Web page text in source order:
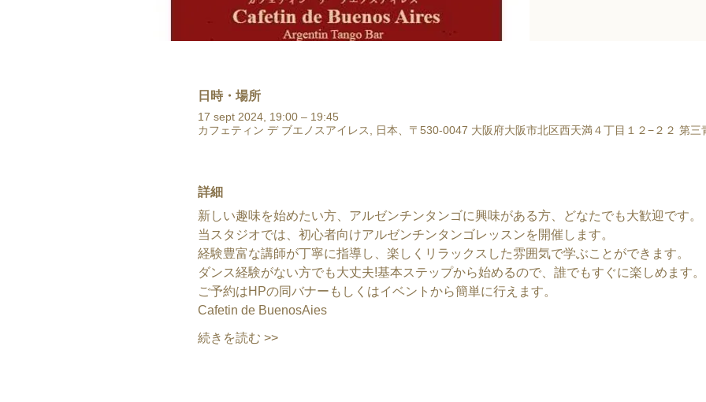
日時・場所
17 sept 2024, 19:00 – 19:45
カフェティン デ ブエノスアイレス, 日本、〒530-0047 大阪府大阪市北区西天満４丁目１２−２２ 第三
詳細
新しい趣味を始めたい方、アルゼンチンタンゴに興味がある方、どなたでも大歓迎です。
当スタジオでは、初心者向けアルゼンチンタンゴレッスンを開催します。
経験豊富な講師が丁寧に指導し、楽しくリラックスした雰囲気で学ぶことができます。
ダンス経験がない方でも大丈夫!基本ステップから始めるので、誰でもすぐに楽しめます。
ご予約はHPの同バナーもしくはイベントから簡単に行えます。
Cafetin de BuenosAies
続きを読む >>